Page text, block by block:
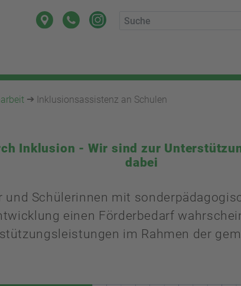
Inklusionsassistenz an Schulen
Inklusion - Wir sind zur
dabei
und Schülerinnen mit
einen Förderbedarf
im Rahmen der